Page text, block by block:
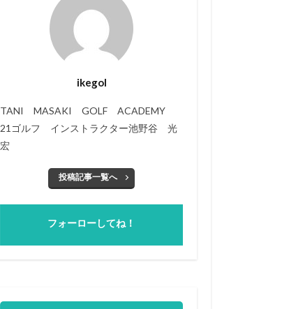
ikegol
TANI MASAKI GOLF ACADEMY
21ゴルフ インストラクター池野谷 光
宏
投稿記事一覧へ
フォーローしてね！